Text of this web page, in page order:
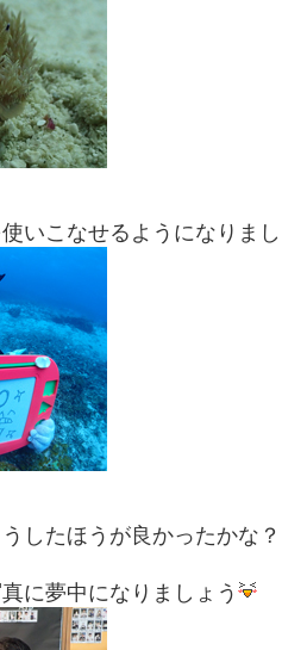
いこなせるようになりま
したほうが良かったかな
に夢中になりましょう